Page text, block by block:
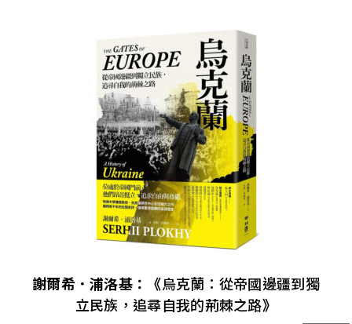
謝爾希．浦洛基：《烏克蘭：從帝國邊疆到獨
立民族，追尋自我的荊棘之路》